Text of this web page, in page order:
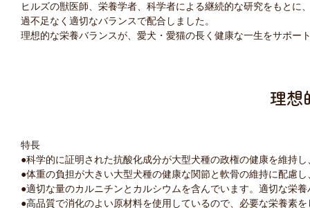
ヒルズの獣医師、栄養学者、科学者による継続的な研究をもとに
過不足なく適切なバランスで配合しました。
理想的な栄養バランスが、愛犬・愛猫の長く健康な一生をサポー
理想
特長
●科学的に証明された抗酸化成分が大型犬種の政権の健康を維持
●体重の負担が大きい大型犬種の健康な関節と軟骨の維持に配慮
●適切な量のカルニチンとカルシウムを含んでいます。適切な栄
●高品質で消化のよい原材料を使用しているので、必要な栄養素